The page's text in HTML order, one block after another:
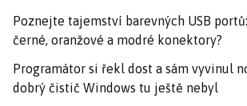
Poznejte tajemství barevných USB
černé, oranžové a modré konektory?
Programátor si řekl dost a sám vyvinul
dobrý čistič Windows tu ještě nebyl